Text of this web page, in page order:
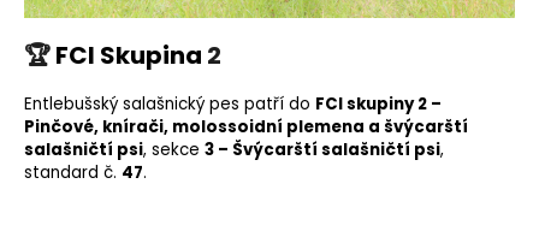
🏆FCI Skupina 2
Entlebušský salašnický pes patří do FCI skupiny 2 –
Pinčové, knírači, molossoidní plemena a švýcarští
salašničtí psi, sekce 3 – Švýcarští salašničtí psi,
standard č. 47.
č
u
j
e
m
e